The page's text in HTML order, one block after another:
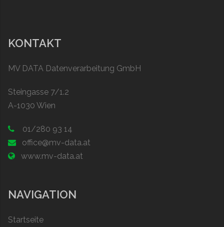
KONTAKT
MV DATA Datenverarbeitung GmbH
Steingasse 7/1.2
A-1030 Wien
01/280 93 14
office@mv-data.at
www.mv-data.at
NAVIGATION
Startseite